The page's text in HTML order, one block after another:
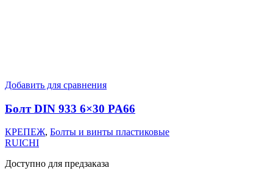
Добавить для сравнения
Болт DIN 933 6×30 PA66
КРЕПЕЖ, Болты и винты пластиковые
RUICHI
Доступно для предзаказа